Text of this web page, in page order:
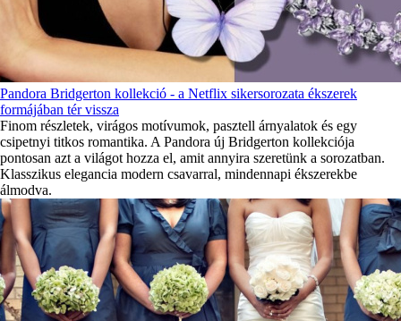
Pandora Bridgerton kollekció - a Netflix sikersorozata ékszerek
formájában tér vissza
Finom részletek, virágos motívumok, pasztell árnyalatok és egy
csipetnyi titkos romantika. A Pandora új Bridgerton kollekciója
pontosan azt a világot hozza el, amit annyira szeretünk a sorozatban.
Klasszikus elegancia modern csavarral, mindennapi ékszerekbe
álmodva.